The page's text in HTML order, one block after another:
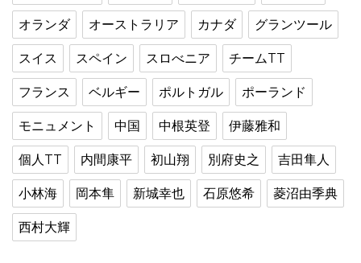
オランダ オーストラリア カナダ グランツール
スイス スペイン スロべニア チームTT
フランス ベルギー ポルトガル ポーランド
モニュメント 中国 中根英登 伊藤雅和
個人TT 内間康平 初山翔 別府史之 吉田隼人
小林海 岡本隼 新城幸也 石原悠希 菱沼由季典
西村大輝